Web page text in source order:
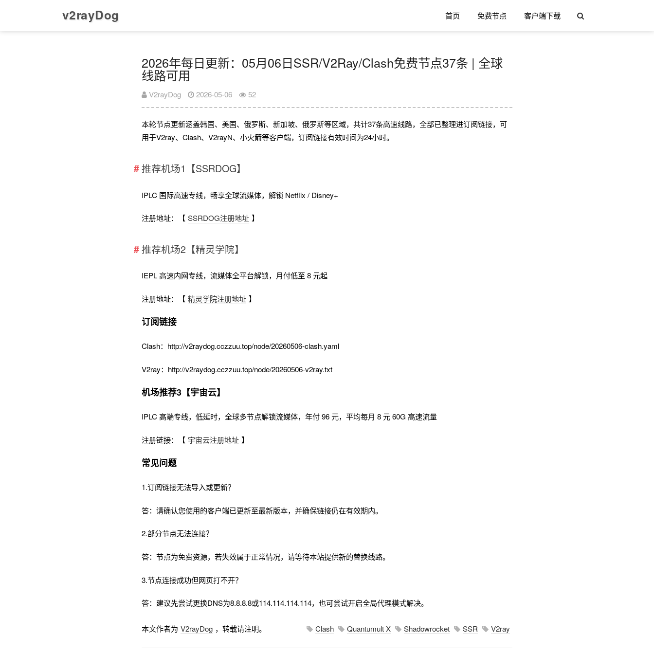
v2rayDog 首页 免费节点 客户端下载
2026年每日更新：05月06日SSR/V2Ray/Clash免费节点37条 | 全球
线路可用
V2rayDog 2026-05-06 52
本轮节点更新涵盖韩国、美国、俄罗斯、新加坡、俄罗斯等区域，共计37条高速线路，全部已整理进订阅链接，可
用于V2ray、Clash、V2rayN、小火箭等客户端，订阅链接有效时间为24小时。
推荐机场1【SSRDOG】
IPLC 国际高速专线，畅享全球流媒体，解锁 Netflix / Disney+
注册地址：【 SSRDOG注册地址 】
推荐机场2【精灵学院】
IEPL 高速内网专线，流媒体全平台解锁，月付低至 8 元起
注册地址：【 精灵学院注册地址 】
订阅链接
Clash：http://v2raydog.cczzuu.top/node/20260506-clash.yaml
V2ray：http://v2raydog.cczzuu.top/node/20260506-v2ray.txt
机场推荐3【宇宙云】
IPLC 高端专线，低延时，全球多节点解锁流媒体，年付 96 元，平均每月 8 元 60G 高速流量
注册链接：【 宇宙云注册地址 】
常见问题
1.订阅链接无法导入或更新？
答：请确认您使用的客户端已更新至最新版本，并确保链接仍在有效期内。
2.部分节点无法连接？
答：节点为免费资源，若失效属于正常情况，请等待本站提供新的替换线路。
3.节点连接成功但网页打不开？
答：建议先尝试更换DNS为8.8.8.8或114.114.114.114，也可尝试开启全局代理模式解决。
本文作者为 V2rayDog ，转载请注明。 Clash Quantumult X Shadowrocket SSR V2ray